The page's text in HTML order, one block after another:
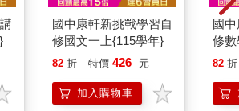
國中康軒新挑戰學習自
修國文一上{115學年}
82 折 特價 426 元
加入購物車
國
修數
82 折